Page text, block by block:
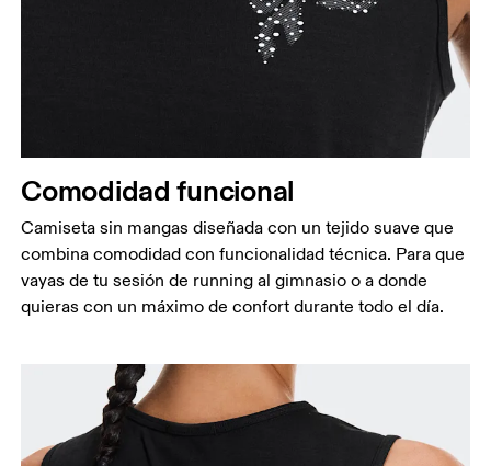
Comodidad funcional
Camiseta sin mangas diseñada con un tejido suave que
combina comodidad con funcionalidad técnica. Para que
vayas de tu sesión de running al gimnasio o a donde
quieras con un máximo de confort durante todo el día.